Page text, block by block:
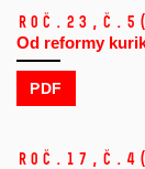
Roč.23, č.5
Od reformy
PDF
Roč.17, č.4